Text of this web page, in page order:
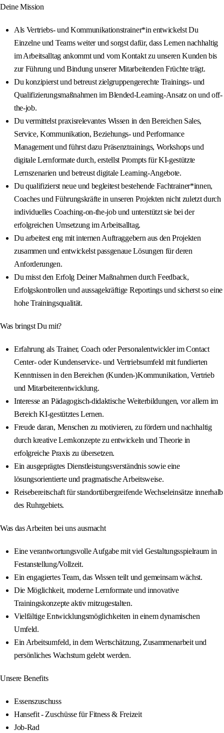
Deine Mission
Als Vertriebs- und Kommunikationstrainer*in entwickelst Du
Einzelne und Teams weiter und sorgst dafür, dass Lernen nachhaltig
im Arbeitsalltag ankommt und vom Kontakt zu unseren Kunden bis
zur Führung und Bindung unserer Mitarbeitenden Früchte trägt.
Du konzipierst und betreust zielgruppengerechte Trainings- und
Qualifizierungsmaßnahmen im Blended-Learning-Ansatz on und off-
the-job.
Du vermittelst praxisrelevantes Wissen in den Bereichen Sales,
Service, Kommunikation, Beziehungs- und Performance
Management und führst dazu Präsenztrainings, Workshops und
digitale Lernformate durch, erstellst Prompts für KI-gestützte
Lernszenarien und betreust digitale Learning-Angebote.
Du qualifizierst neue und begleitest bestehende Fachtrainer*innen,
Coaches und Führungskräfte in unseren Projekten nicht zuletzt durch
individuelles Coaching-on-the-job und unterstützt sie bei der
erfolgreichen Umsetzung im Arbeitsalltag.
Du arbeitest eng mit internen Auftraggebern aus den Projekten
zusammen und entwickelst passgenaue Lösungen für deren
Anforderungen.
Du misst den Erfolg Deiner Maßnahmen durch Feedback,
Erfolgskontrollen und aussagekräftige Reportings und sicherst so eine
hohe Trainingsqualität.
Was bringst Du mit?
Erfahrung als Trainer, Coach oder Personalentwickler im Contact
Center- oder Kundenservice- und Vertriebsumfeld mit fundierten
Kenntnissen in den Bereichen (Kunden-)Kommunikation, Vertrieb
und Mitarbeiterentwicklung.
Interesse an Pädagogisch-didaktische Weiterbildungen, vor allem im
Bereich KI-gestütztes Lernen.
Freude daran, Menschen zu motivieren, zu fördern und nachhaltig
durch kreative Lernkonzepte zu entwickeln und Theorie in
erfolgreiche Praxis zu übersetzen.
Ein ausgeprägtes Dienstleistungsverständnis sowie eine
lösungsorientierte und pragmatische Arbeitsweise.
Reisebereitschaft für standortübergreifende Wechseleinsätze innerhalb
des Ruhrgebiets.
Was das Arbeiten bei uns ausmacht
Eine verantwortungsvolle Aufgabe mit viel Gestaltungsspielraum in
Festanstellung/Vollzeit.
Ein engagiertes Team, das Wissen teilt und gemeinsam wächst.
Die Möglichkeit, moderne Lernformate und innovative
Trainingskonzepte aktiv mitzugestalten.
Vielfältige Entwicklungsmöglichkeiten in einem dynamischen
Umfeld.
Ein Arbeitsumfeld, in dem Wertschätzung, Zusammenarbeit und
persönliches Wachstum gelebt werden.
Unsere Benefits
Essenszuschuss
Hansefit - Zuschüsse für Fitness & Freizeit
Job-Rad